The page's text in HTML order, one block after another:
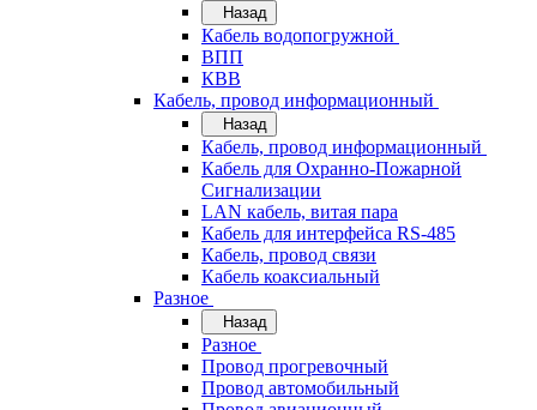
Назад
Кабель водопогружной
ВПП
КВВ
Кабель, провод информационный
Назад
Кабель, провод информационный
Кабель для Охранно-Пожарной
Сигнализации
LAN кабель, витая пара
Кабель для интерфейса RS-485
Кабель, провод связи
Кабель коаксиальный
Разное
Назад
Разное
Провод прогревочный
Провод автомобильный